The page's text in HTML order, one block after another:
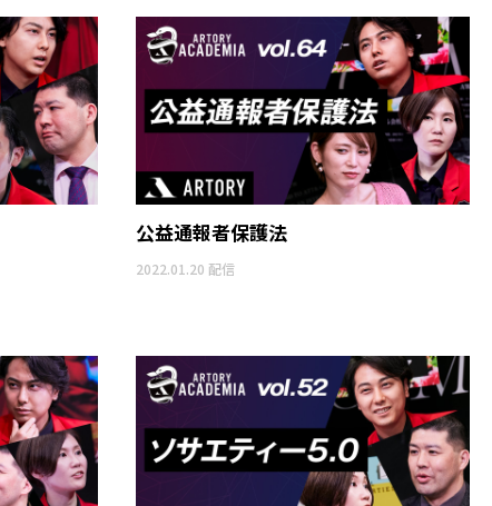
公益通報者保護法
2022.01.20 配信